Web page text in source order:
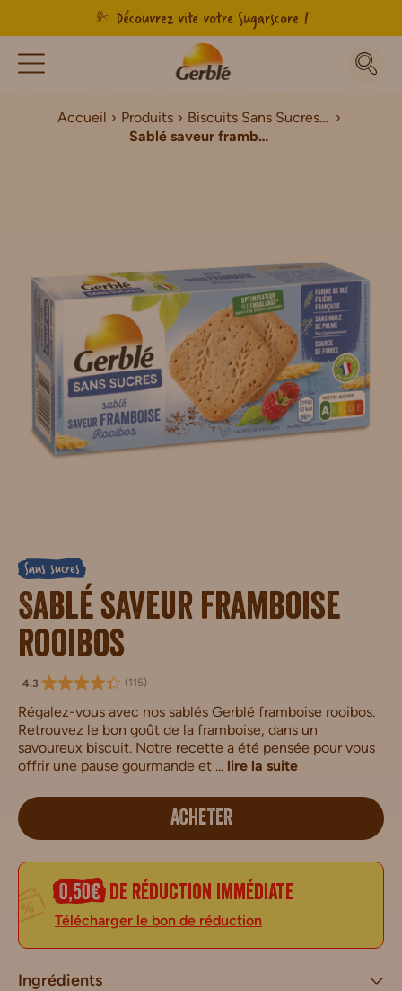
Découvrez vite votre Sugarscore !
Accueil Produits
Biscuits Sans Sucres / Sans Sucres Ajoutés
Sablé saveur framboise rooibos
Sans sucres
Sablé saveur framboise
rooibos
4.3 (115)
Régalez-vous avec nos sablés Gerblé framboise rooibos.
Retrouvez le bon goût de la framboise, dans un
savoureux biscuit. Notre recette a été pensée pour vous
offrir une pause gourmande et ... lire la suite
ACHETER
0,50€de réduction immédiate
Télécharger le bon de réduction
Ingrédients